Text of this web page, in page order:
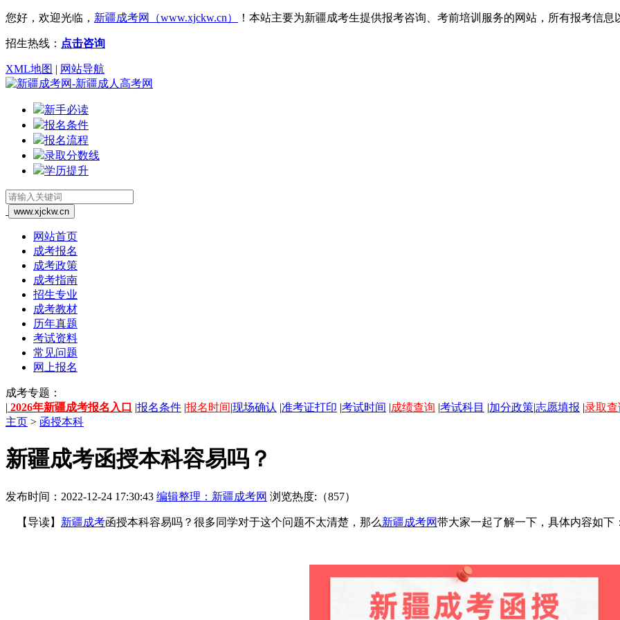
您好，欢迎光临， 新疆成考网（www.xjckw.cn） ！ 本站主要为新疆成考生提供报考咨询、考前培训服务的网站，所有报考信息
招生热线： 点击咨询
XML地图 | 网站导航
新手必读
报名条件
报名流程
录取分数线
学历提升
网站首页
成考报名
成考政策
成考指南
招生专业
成考教材
历年真题
考试资料
常见问题
网上报名
成考专题：
| 2026年新疆成考报名入口 |报名条件 |报名时间|现场确认 |准考证打印 |考试时间 |成绩查询 |考试科目 |加分政策|志愿填报 |录取查
主页 > 函授本科
新疆成考函授本科容易吗？
发布时间：2022-12-24 17:30:43 编辑整理：新疆成考网 浏览热度:（857）
【导读】 新疆成考函授本科容易吗？很多同学对于这个问题不太清楚，那么新疆成考网带大家一起了解一下，具体内容如下